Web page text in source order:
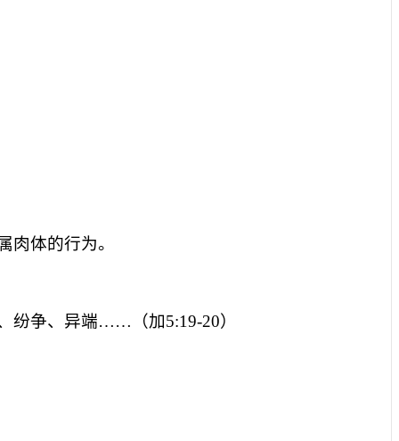
肉体的行为。
纷争、异端……（加5:19-20）